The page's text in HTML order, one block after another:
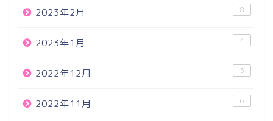
2023年2月 8
2023年1月 4
2022年12月 5
2022年11月 6